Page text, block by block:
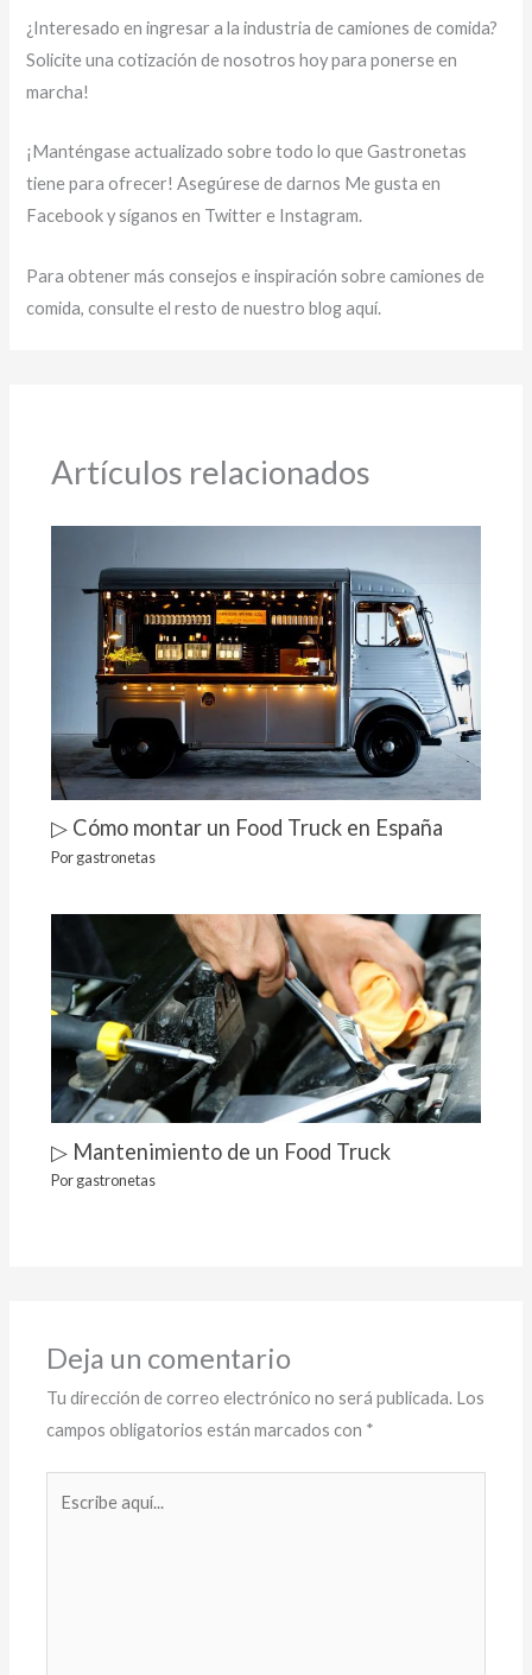
¿Interesado en ingresar a la industria de camiones de comida?
Solicite una cotización de nosotros hoy para ponerse en
marcha!
¡Manténgase actualizado sobre todo lo que Gastronetas
tiene para ofrecer! Asegúrese de darnos Me gusta en
Facebook y síganos en Twitter e Instagram.
Para obtener más consejos e inspiración sobre camiones de
comida, consulte el resto de nuestro blog aquí.
Artículos relacionados
▷ Cómo montar un Food Truck en España
Porgastronetas
▷ Mantenimiento de un Food Truck
Porgastronetas
Deja un comentario
Tu dirección de correo electrónico no será publicada. Los
campos obligatorios están marcados con *